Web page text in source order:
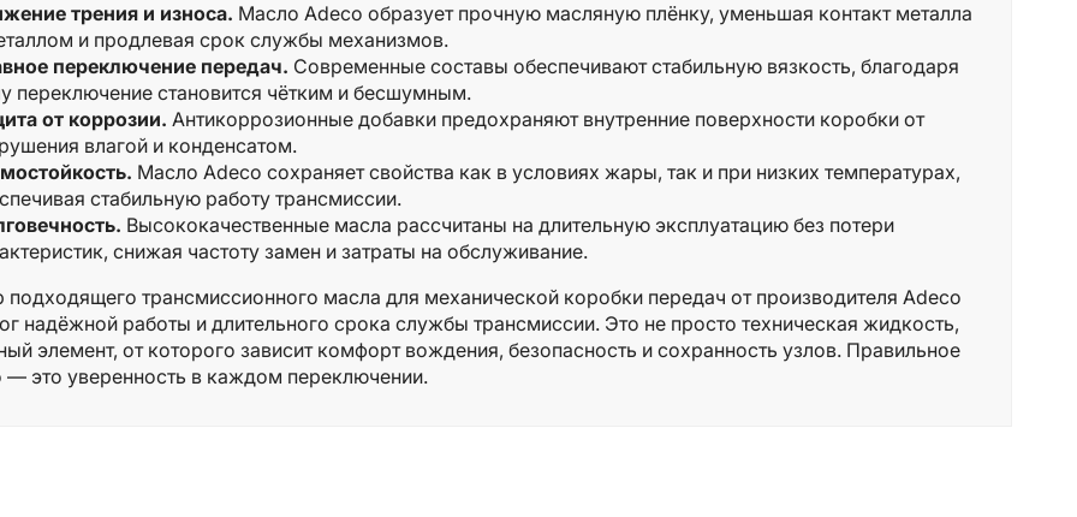
трения и износа. Масло Adeco образует прочную масляную плёнку, уменьшая контакт металла
и продлевая срок службы механизмов.
переключение передач. Современные составы обеспечивают стабильную вязкость, благодаря
переключение становится чётким и бесшумным.
от коррозии. Антикоррозионные добавки предохраняют внутренние поверхности коробки от
влагой и конденсатом.
Масло Adeco сохраняет свойства как в условиях жары, так и при низких температурах,
стабильную работу трансмиссии.
Высококачественные масла рассчитаны на длительную эксплуатацию без потери
снижая частоту замен и затраты на обслуживание.
подходящего трансмиссионного масла для механической коробки передач от производителя Adeco
надёжной работы и длительного срока службы трансмиссии. Это не просто техническая жидкость,
элемент, от которого зависит комфорт вождения, безопасность и сохранность узлов. Правильное
— это уверенность в каждом переключении.